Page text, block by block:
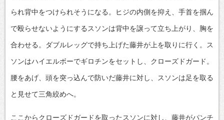
られ背中をつけられそうになる。ヒジの内側を抑え、手首を掴ん
で殴らせないようにするスソンは背中を譲って立ち上がり、胸を
合わせる。ダブルレッグで持ち上げた藤井が上を取りに行く。ス
ソンはハイエルボーでギロチンをセットし、クローズドガード。
腰をあげ、頭を突っ込んで防いだ藤井に対し、スソンは足を取る
と見せて三角絞めへ。
ここからクローズドガードを取ったスソンに対し、藤井がパンチ